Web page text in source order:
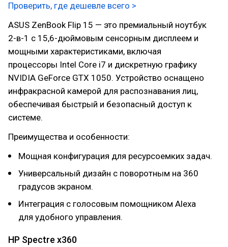
Проверить, где дешевле всего >
ASUS ZenBook Flip 15 — это премиальный ноутбук
2-в-1 с 15,6-дюймовым сенсорным дисплеем и
мощными характеристиками, включая
процессоры Intel Core i7 и дискретную графику
NVIDIA GeForce GTX 1050. Устройство оснащено
инфракрасной камерой для распознавания лиц,
обеспечивая быстрый и безопасный доступ к
системе.
Преимущества и особенности:
Мощная конфигурация для ресурсоемких задач.
Универсальный дизайн с поворотным на 360
градусов экраном.
Интеграция с голосовым помощником Alexa
для удобного управления.
HP Spectre x360